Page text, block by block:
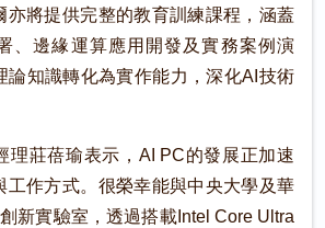
亦將提供完整的教育訓練課程，涵蓋
、邊緣運算應用開發及實務案例演
論知識轉化為實作能力，深化AI技術
理莊蓓瑜表示，AI PC的發展正加速
工作方式。很榮幸能與中央大學及華
新實驗室，透過搭載Intel Core Ultra